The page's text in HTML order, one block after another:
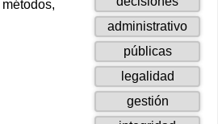
69
de
69
administrativo
de
públicas
de
69
legalidad
de
gestión
de
métodos,